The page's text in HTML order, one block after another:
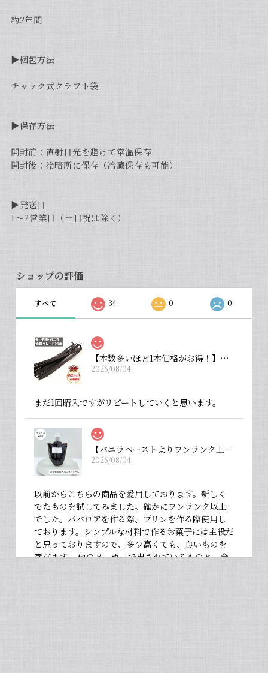
約2年間
▶︎梱包方法
チャック式クラフト袋
▶︎保存方法
開封前：直射日光を避けて常温保存
開封後：冷暗所に保存（冷蔵保存も可能）
▶︎発送日
1〜2営業日（土日祝は除く）
ショップの評価
すべて 34 0 0
【本数多いほど1本価格がお得！】【タヒチ種・通常グレード 13cm・バニラビーンズ・20本】
2026/08/04
まだ1回購入ですがリピートしていくと思います。
【バニラペーストよりワンランク上の天然の香り】【揮発成分が無いため加熱しても香りが揮発しない優れもの！】完全無添加・バニラピューレ（内容量：中サイズ 200 g）
2026/08/04
以前からこちらの商品を愛用しております。新しく
でたものを試してみました。確かにワンランク以上
でした。ババロアを作る際、プリンを作る際使用し
ております。シンプルな材料で作るお菓子には主役だ
と思っておりますので、多少高くても、良いものを
選びます。 他のメーカーで出されているものと、全